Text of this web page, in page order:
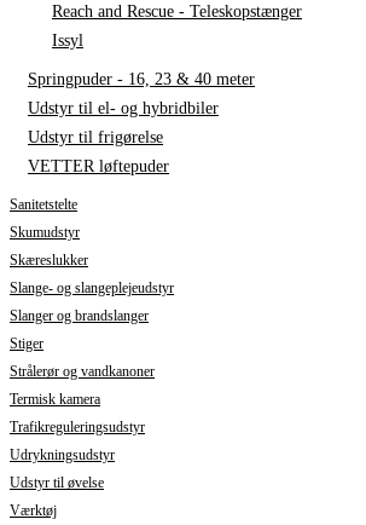
Reach and Rescue - Teleskopstænger
Issyl
Springpuder - 16, 23 & 40 meter
Udstyr til el- og hybridbiler
Udstyr til frigørelse
VETTER løftepuder
Sanitetstelte
Skumudstyr
Skæreslukker
Slange- og slangeplejeudstyr
Slanger og brandslanger
Stiger
Strålerør og vandkanoner
Termisk kamera
Trafikreguleringsudstyr
Udrykningsudstyr
Udstyr til øvelse
Værktøj